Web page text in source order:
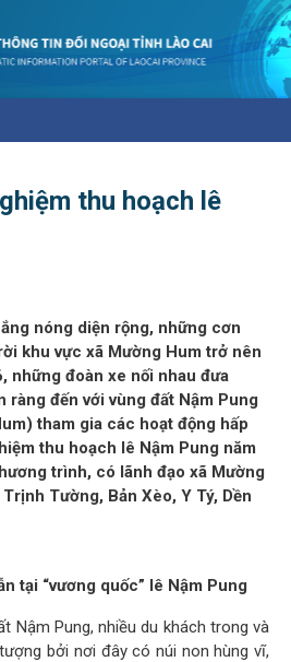
thu hoạch lê
nóng diện rộng, những cơn
khu vực xã Mường Hum trở nên
những đoàn xe nối nhau đưa
ràng đến với vùng đất Nậm Pung
tham gia các hoạt động hấp
thu hoạch lê Nậm Pung năm
trình, có lãnh đạo xã Mường
Tường, Bản Xèo, Y Tý, Dền
tại “vương quốc” lê Nậm Pung
Nậm Pung, nhiều du khách trong và
bởi nơi đây có núi non hùng vĩ,